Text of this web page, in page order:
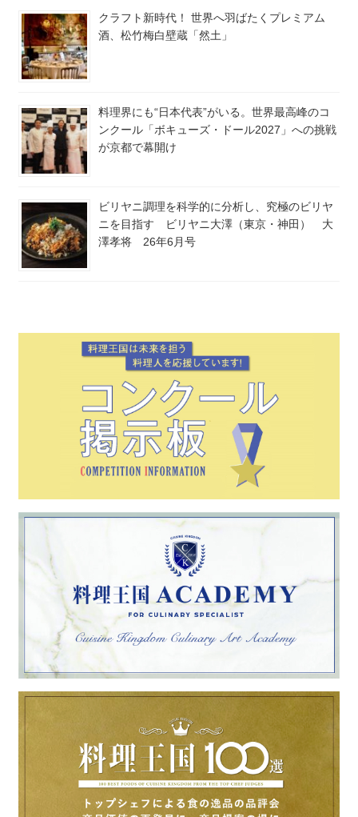
クラフト新時代！ 世界へ羽ばたくプレミアム
酒、松竹梅白壁蔵「然土」
料理界にも“日本代表”がいる。世界最高峰のコ
ンクール「ボキューズ・ドール2027」への挑戦
が京都で幕開け
ビリヤニ調理を科学的に分析し、究極のビリヤ
ニを目指す ビリヤニ大澤（東京・神田） 大
澤孝将 26年6月号